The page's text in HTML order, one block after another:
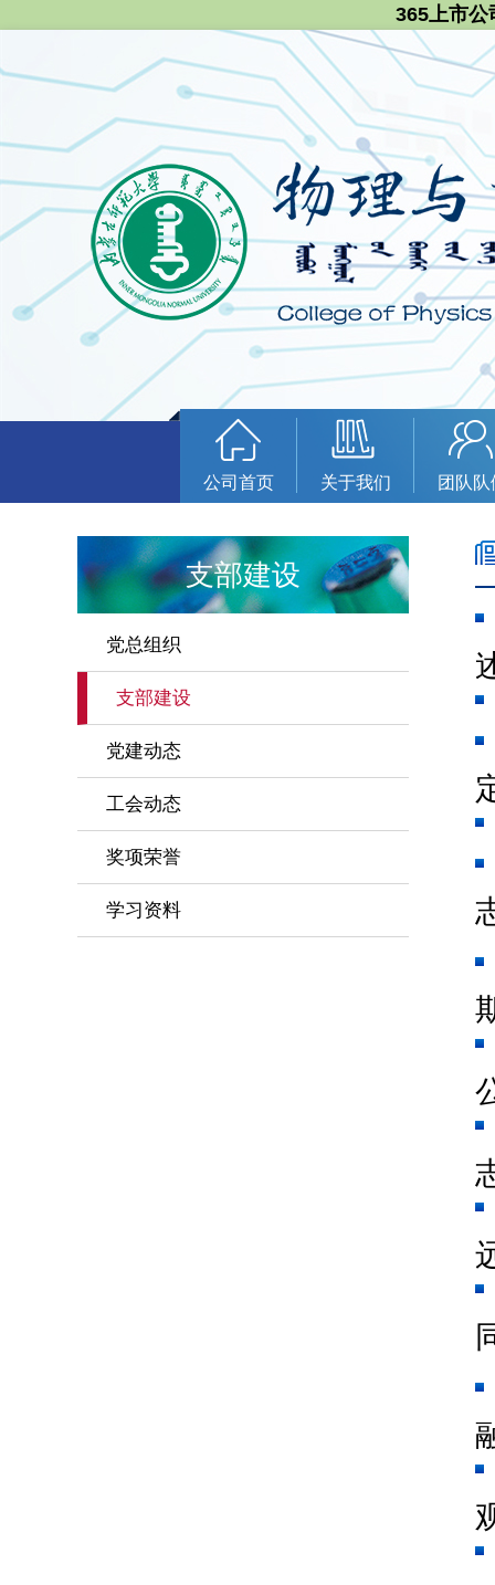
365上市公
公司首页 关于我们 团队队
支部建设
党总组织
支部建设
党建动态
工会动态
奖项荣誉
学习资料